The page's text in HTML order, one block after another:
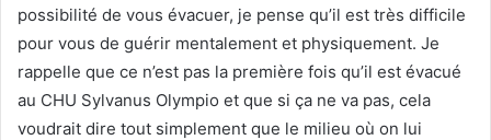
possibilité de vous évacuer, je pense qu’il est très difficile
pour vous de guérir mentalement et physiquement. Je
rappelle que ce n’est pas la première fois qu’il est évacué
au CHU Sylvanus Olympio et que si ça ne va pas, cela
voudrait dire tout simplement que le milieu où on lui